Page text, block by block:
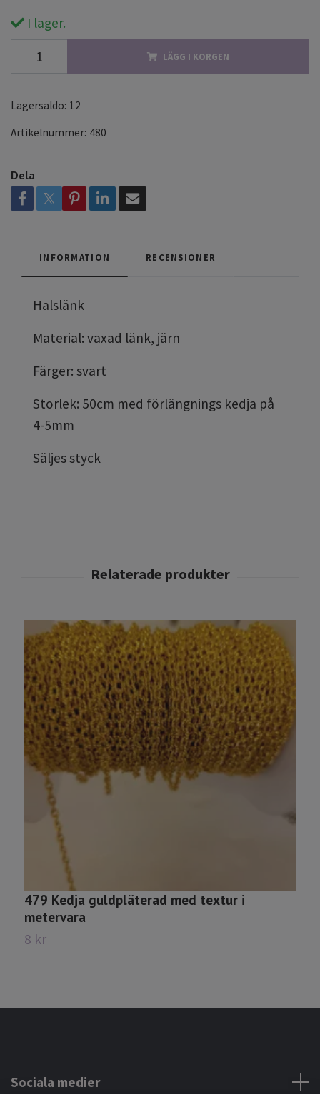
I lager.
LÄGG I KORGEN
Lagersaldo: 12
Artikelnummer: 480
Dela
INFORMATION RECENSIONER
Halslänk
Material: vaxad länk, järn
Färger: svart
Storlek: 50cm med förlängnings kedja på
4-5mm
Säljes styck
479 Kedja guldpläterad med textur i
metervara
8 kr
Sociala medier